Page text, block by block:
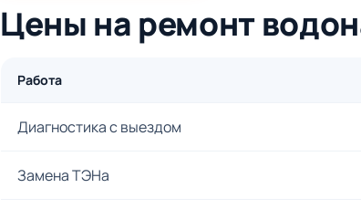
Цены на ремонт
Работа
Диагностика с выездом
Замена ТЭНа